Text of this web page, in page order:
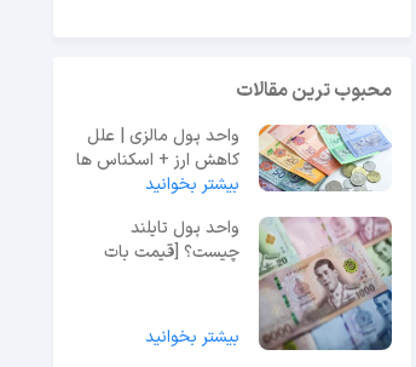
محبوب ترین مقالات
واحد پول مالزی | علل
کاهش ارز + اسکناس ها
بیشتر بخوانید
واحد پول تایلند
چیست؟ [قیمت بات
بیشتر بخوانید